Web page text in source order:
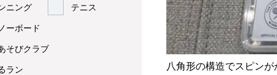
ニング テニス
ーボード
そびクラブ
ラン
八角形の構造でスピン